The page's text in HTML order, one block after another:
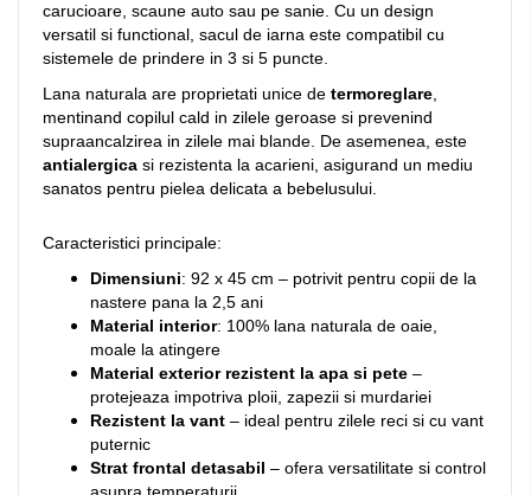
carucioare, scaune auto sau pe sanie. Cu un design
versatil si functional, sacul de iarna este compatibil cu
sistemele de prindere in 3 si 5 puncte.
Lana naturala are proprietati unice de termoreglare
mentinand copilul cald in zilele geroase si prevenind
supraancalzirea in zilele mai blande. De asemenea, este
antialergica si rezistenta la acarieni, asigurand un mediu
sanatos pentru pielea delicata a bebelusului.
Caracteristici principale:
Dimensiuni: 92 x 45 cm – potrivit pentru copii de la
nastere pana la 2,5 ani
Material interior: 100% lana naturala de oaie,
moale la atingere
Material exterior rezistent la apa si pete –
protejeaza impotriva ploii, zapezii si murdariei
Rezistent la vant – ideal pentru zilele reci si cu vant
puternic
Strat frontal detasabil – ofera versatilitate si control